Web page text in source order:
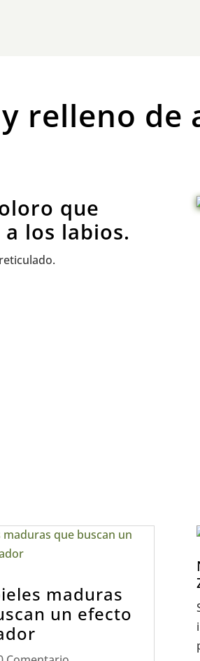
y relleno de
que
los labios.
reticulado.
maduras
un efecto